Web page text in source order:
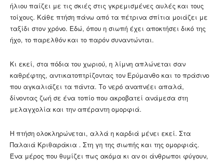
ήλιου παίζει με τις σκιές στις γκρεμισμένες αυλές και τους
τοίχους. Κάθε πτήση πάνω από τα πέτρινα σπίτια μοιάζει με
ταξίδι στον χρόνο. Εδώ, όπου η σιωπή έχει αποκτήσει δικό της
ήχο, το παρελθόν και το παρόν συναντώνται.
Κι εκεί, στα πόδια του χωριού, η λίμνη απλώνεται σαν
καθρέφτης, αντικατοπτρίζοντας τον Ερύμανθο και το πράσινο
που αγκαλιάζει τα πάντα. Το νερό αναπνέει απαλά,
δίνοντας ζωή σε ένα τοπίο που ακροβατεί ανάμεσα στη
μελαγχολία και την απέραντη ομορφιά.
Η πτήση ολοκληρώνεται, αλλά η καρδιά μένει εκεί. Στα
Παλαιά Κριθαράκια . Στη γη της σιωπής και της ομορφιάς.
Ένα μέρος που θυμίζει πως ακόμα κι αν οι άνθρωποι φύγουν,